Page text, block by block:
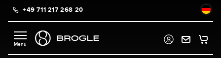
springen
+49 711 217 268 20